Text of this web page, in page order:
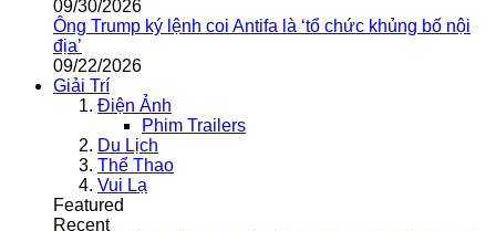
09/30/2026
Ông Trump ký lệnh coi Antifa là ‘tổ chức khủng bố nội
địa’
09/22/2026
Giải Trí
Điện Ảnh
Phim Trailers
Du Lịch
Thể Thao
Vui Lạ
Featured
Recent